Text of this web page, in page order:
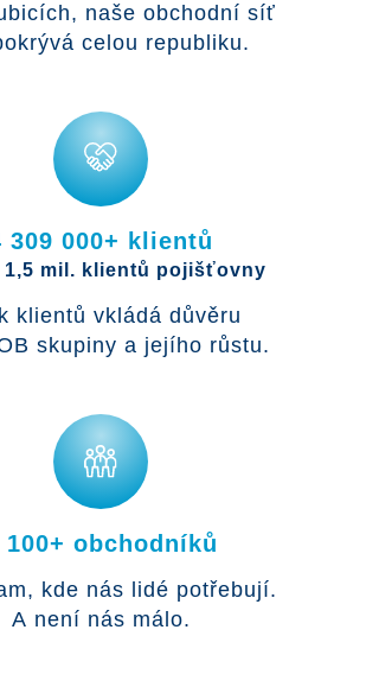
naše obchodní síť
celou republiku.
309 000+ klientů
1,5 mil. klientů pojišťovny
klientů vkládá důvěru
skupiny a jejího růstu.
100+ obchodníků
kde nás lidé potřebují.
A není nás málo.